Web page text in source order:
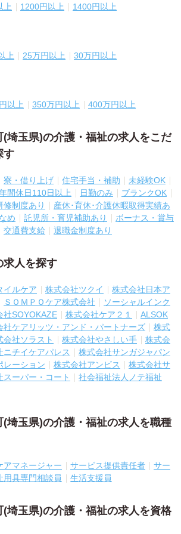
上 1200円以上 1400円以上
上 25万円以上 30万円以上
以上 350万円以上 400万円以上
埼玉県)の介護・福祉の求人をこだ
す
寮・借り上げ 住宅手当・補助
未経験OK
間休日110日以上 日勤のみ
ブランクOK
修制度あり
産休･育休･介護休暇取得実績あ
め 託児所・育児補助あり
ボーナス・賞与
交通費支給 退職金制度あり
求人を探す
イルケア 株式会社ツクイ
株式会社日本ア
ＳＯＭＰＯケア株式会社
ソーシャルインク
社SOYOKAZE 株式会社ケア２１
ALSOK
社ケアリッツ・アンド・パートナーズ
株式
会社ソラスト 株式会社やさしい手
株式会
ニチイケアパレス
株式会社サンガジャパン
レーション
株式会社アンビス
株式会社サ
スーパー・コート
社会福祉法人ノテ福祉
埼玉県)の介護・福祉の求人を職種
アマネージャー サービス提供責任者
サー
用具専門相談員 生活支援員
埼玉県)の介護・福祉の求人を資格